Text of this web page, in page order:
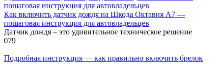
Как включить датчик дождя на Шкода Октавия А7 —
пошаговая инструкция для автовладельцев
Датчик дождя – это удивительное техническое решение
079
Подробная инструкция — как правильно включить брелок